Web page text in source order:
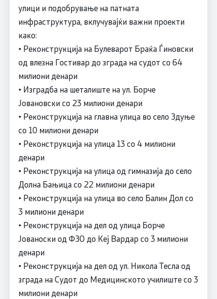
улици и подобрување на патната
инфраструктура, вклучувајќи важни проекти
како:
• Реконструкција на Булеварот Браќа Ѓиновски
од влезна Гостивар до зграда на судот со 64
милиони денари
• Изградба на шеталиште на ул. Борче
Јовановски со 23 милиони денари
• Реконструкција на главна улица во село Здуње
со 10 милиони денари
• Реконструкција на улица 13 со 4 милиони
денари
• Реконструкција на улица од гимназија до село
Долна Бањица со 22 милиони денари
• Реконструкција на улица во село Балин Дол со
3 милиони денари
• Реконструкција на дел од улица Борче
Јованоски од ФЗО до Кеј Вардар со 3 милиони
денари
• Реконструкција на дел од ул. Никола Тесла од
зграда на Судот до Медицинското училиште со 3
милиони денари